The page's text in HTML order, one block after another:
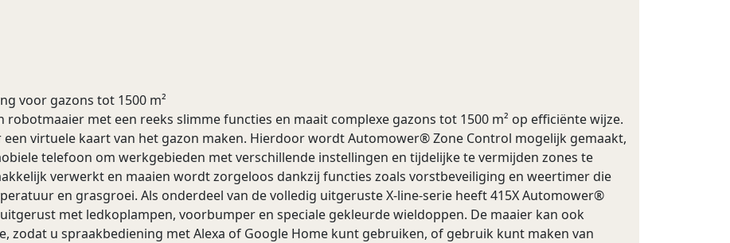
voor gazons tot 1500 m²
robotmaaier met een reeks slimme functies en maait complexe gazons tot 1500 m² op efficiënte wijze.
een virtuele kaart van het gazon maken. Hierdoor wordt Automower® Zone Control mogelijk gemaakt,
telefoon om werkgebieden met verschillende instellingen en tijdelijke te vermijden zones te
verwerkt en maaien wordt zorgeloos dankzij functies zoals vorstbeveiliging en weertimer die
en grasgroei. Als onderdeel van de volledig uitgeruste X-line-serie heeft 415X Automower®
met ledkoplampen, voorbumper en speciale gekleurde wieldoppen. De maaier kan ook
zodat u spraakbediening met Alexa of Google Home kunt gebruiken, of gebruik kunt maken van